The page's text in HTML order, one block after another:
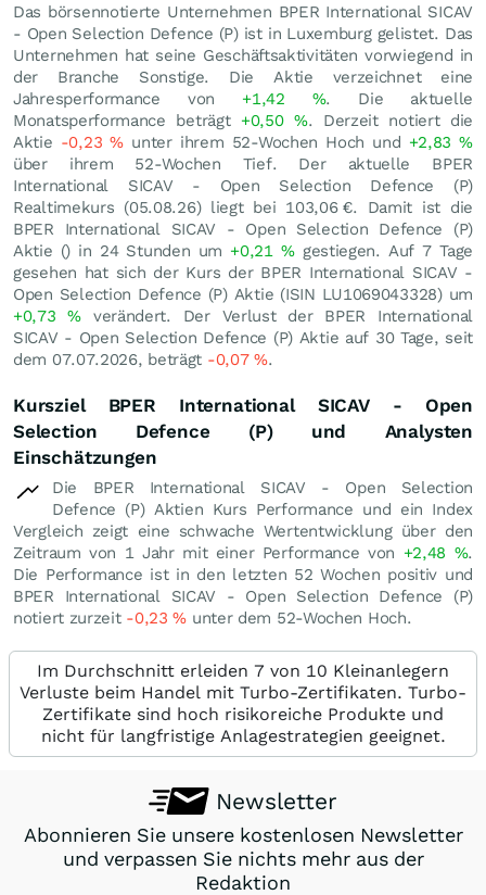
Das börsennotierte Unternehmen BPER International SICAV
- Open Selection Defence (P) ist in Luxemburg gelistet. Das
Unternehmen hat seine Geschäftsaktivitäten vorwiegend in
der Branche Sonstige. Die Aktie verzeichnet eine
Jahresperformance von +1,42 %. Die aktuelle
Monatsperformance beträgt +0,50%. Derzeit notiert die
Aktie -0,23% unter ihrem 52-Wochen Hoch und +2,83%
über ihrem 52-Wochen Tief. Der aktuelle BPER
International SICAV - Open Selection Defence (P)
Realtimekurs (05.08.26) liegt bei 103,06 €. Damit ist die
BPER International SICAV - Open Selection Defence (P)
Aktie () in 24 Stunden um +0,21 %gestiegen. Auf 7 Tage
gesehen hat sich der Kurs der BPER International SICAV -
Open Selection Defence (P) Aktie (ISIN LU1069043328) um
+0,73% verändert. Der Verlust der BPER International
SICAV - Open Selection Defence (P) Aktie auf 30 Tage, seit
dem 07.07.2026, beträgt -0,07%.
Kursziel BPER International SICAV - Open
Selection Defence (P) und Analysten
Einschätzungen
Die BPER International SICAV - Open Selection
Defence (P) Aktien Kurs Performance und ein Index
Vergleich zeigt eine schwache Wertentwicklung über den
Zeitraum von 1 Jahr mit einer Performance von +2,48 %.
Die Performance ist in den letzten 52 Wochen positiv und
BPER International SICAV - Open Selection Defence (P)
notiert zurzeit -0,23% unter dem 52-Wochen Hoch.
Im Durchschnitt erleiden 7 von 10 Kleinanlegern
Verluste beim Handel mit Turbo-Zertifikaten. Turbo-
Zertifikate sind hoch risikoreiche Produkte und
nicht für langfristige Anlagestrategien geeignet.
Newsletter
Abonnieren Sie unsere kostenlosen Newsletter
und verpassen Sie nichts mehr aus der
Redaktion